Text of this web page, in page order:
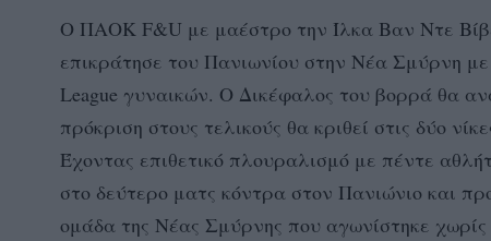
Ο ΠΑΟΚ F&U με μαέστρο την Ίλκα Βαν Ντε
επικράτησε του Πανιωνίου στην Νέα Σμύρνη με
League γυναικών. Ο Δικέφαλος του βορρά θα
πρόκριση στους τελικούς θα κριθεί στις δύο
Έχοντας επιθετικό πλουραλισμό με πέντε
στο δεύτερο ματς κόντρα στον Πανιώνιο και
ομάδα της Νέας Σμύρνης που αγωνίστηκε